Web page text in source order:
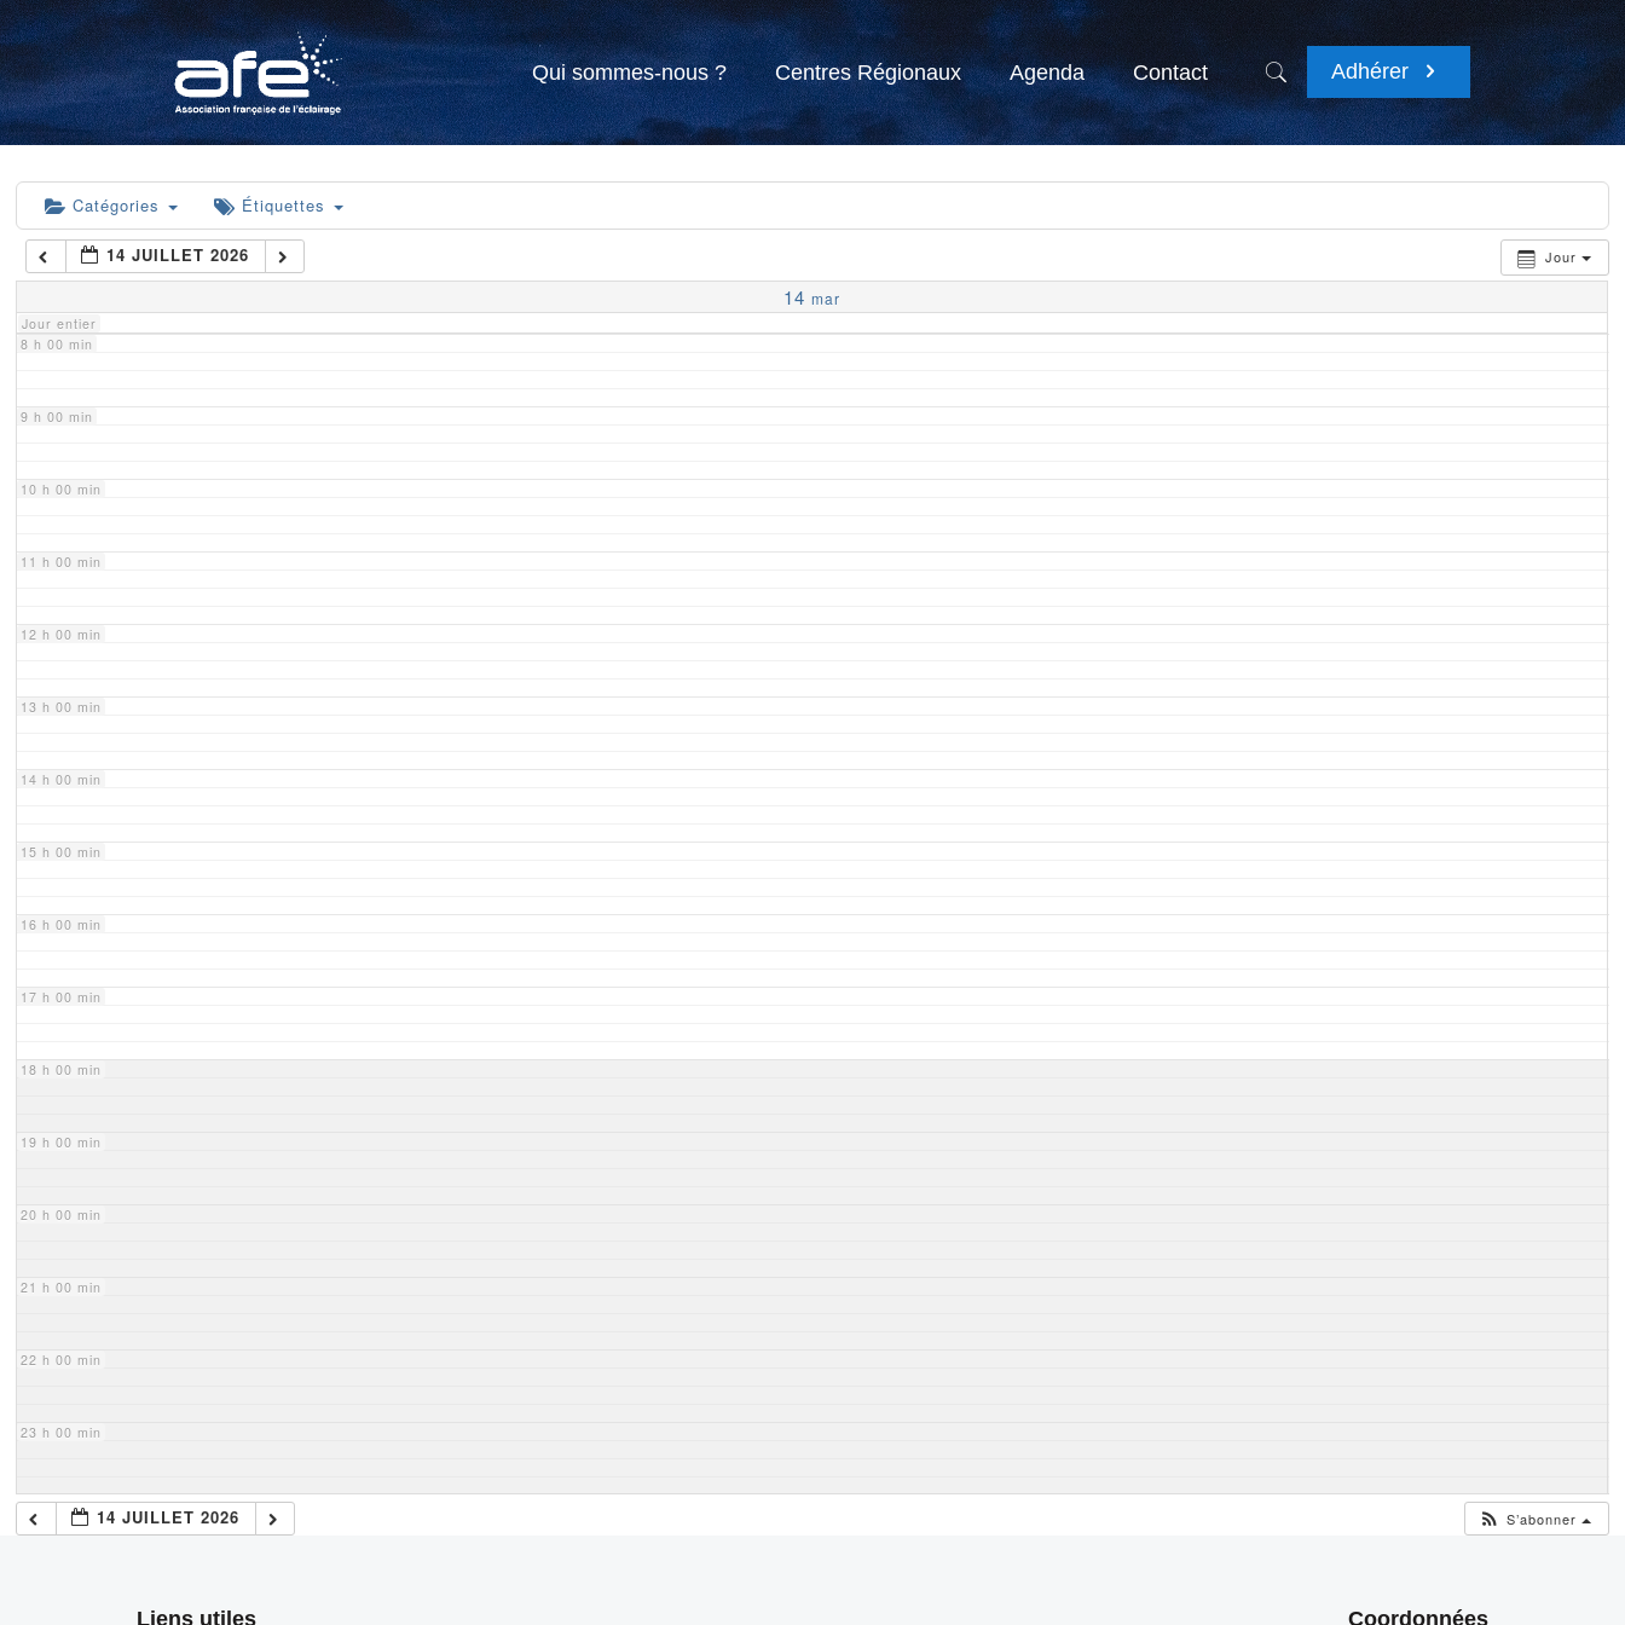
Qui sommes-nous ? Centres Régionaux Agenda Contact Adhérer
Catégories Étiquettes
Jour
14 JUILLET 2026
14 mar
Jour entier
4 h 00 min
5 h 00 min
6 h 00 min
7 h 00 min
8 h 00 min
9 h 00 min
10 h 00 min
11 h 00 min
12 h 00 min
13 h 00 min
14 h 00 min
15 h 00 min
16 h 00 min
17 h 00 min
18 h 00 min
19 h 00 min
20 h 00 min
21 h 00 min
22 h 00 min
23 h 00 min
14 JUILLET 2026 S’abonner
Liens utiles Coordonnées